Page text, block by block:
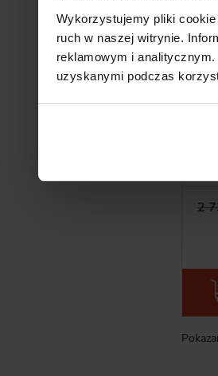
Wykorzystujemy pliki
ruch w naszej witrynie.
reklamowym i
uzyskanymi podczas
2